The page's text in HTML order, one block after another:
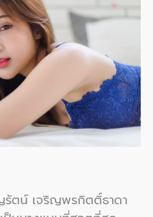
ตน์ เจริญพรกิตติ์ธาดา